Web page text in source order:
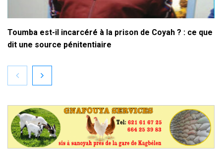
Toumba est-il incarcéré à la prison de Coyah ? : ce que
dit une source pénitentiaire